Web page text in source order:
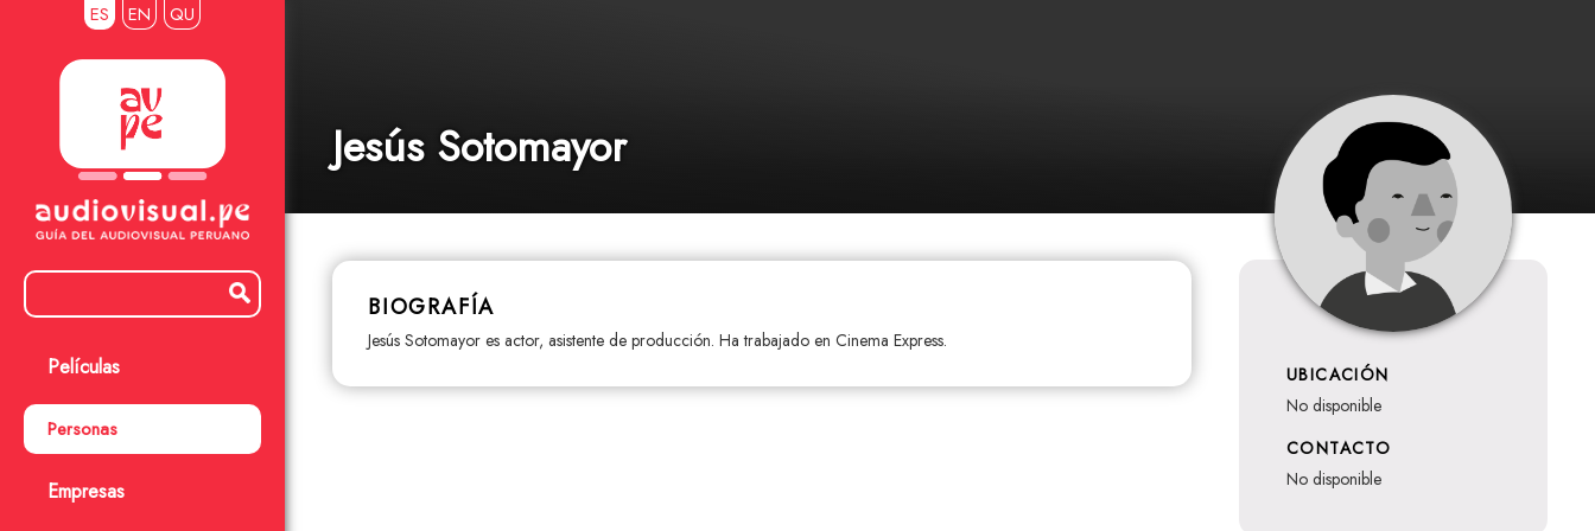
ES EN QU
Películas
Personas
Empresas
Jesús Sotomayor
BIOGRAFÍA
Jesús Sotomayor es actor, asistente de producción. Ha trabajado en Cinema Express.
UBICACIÓN
no disponible
CONTACTO
no disponible